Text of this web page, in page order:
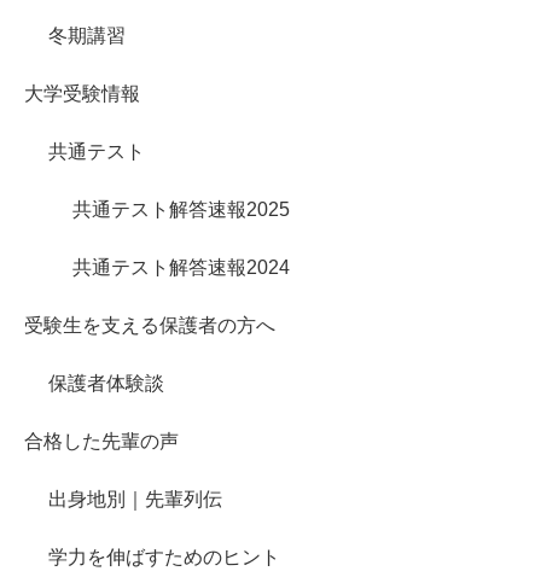
冬期講習
大学受験情報
共通テスト
共通テスト解答速報2025
共通テスト解答速報2024
受験生を支える保護者の方へ
保護者体験談
合格した先輩の声
出身地別｜先輩列伝
学力を伸ばすためのヒント